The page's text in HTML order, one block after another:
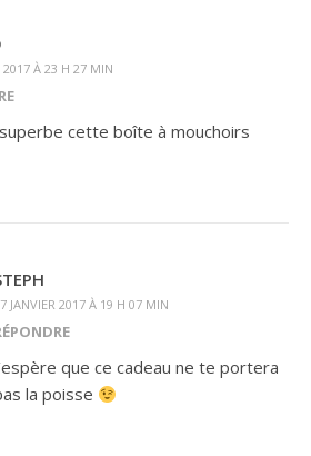
2017 À 23 H 27 MIN
cette boîte à mouchoirs
JANVIER 2017 À 19 H 07 MIN
que ce cadeau ne te portera
la poisse